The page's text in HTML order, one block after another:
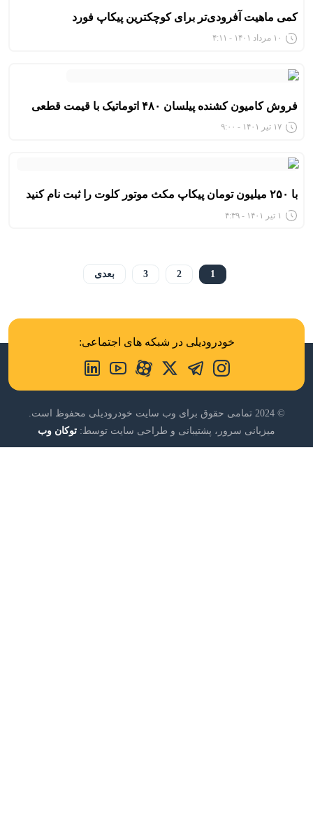
کمی ماهیت آفرودی‌تر برای کوچکترین پیکاپ فورد
۱۰ مرداد ۱۴۰۱ - ۴:۱۱
فروش کامیون کشنده پیلسان ۴۸۰ اتوماتیک با قیمت قطعی
۱۷ تیر ۱۴۰۱ - ۹:۰۰
با ۲۵۰ میلیون تومان پیکاپ مکث موتور کلوت را ثبت نام کنید
۱ تیر ۱۴۰۱ - ۴:۳۹
1
2
3 بعدی
خودرودیلی در شبکه های اجتماعی:
© 2024 تمامی حقوق برای وب سایت خودرودیلی محفوظ است.
میزبانی سرور، پشتیبانی و طراحی سایت توسط: توکان وب